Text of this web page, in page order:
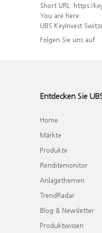
Short URL: https://keyinvest-
You are here:
UBS KeyInvest
Folgen Sie uns auf
Entdecken Sie
Home
Märkte
Produkte
Renditemonitor
Anlagethemen
TrendRadar
Blog & Newsletter
Produktwissen